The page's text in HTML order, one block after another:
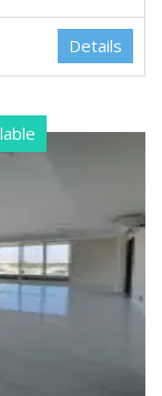
Details